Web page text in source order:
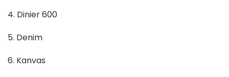
4. Dinier 600
5. Denim
6. Kanvas